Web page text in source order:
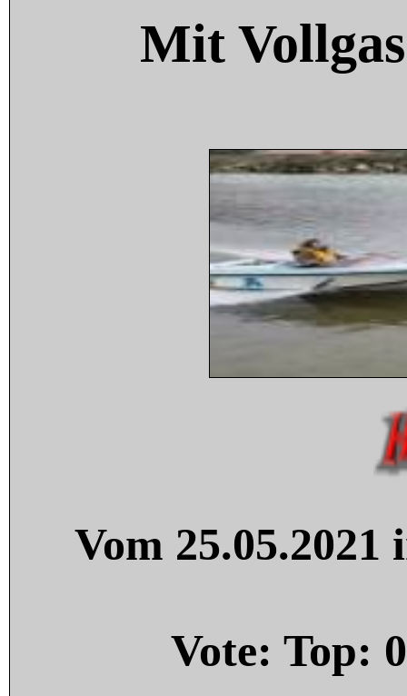
Mit
Vom
Vote: Top: 0